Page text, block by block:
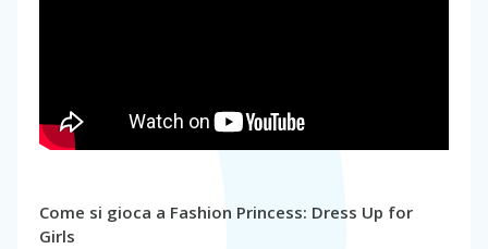
Come si gioca a Fashion Princess: Dress Up for
Girls